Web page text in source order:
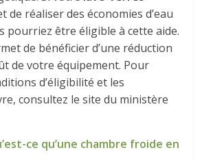
de réaliser des économies d’eau
pourriez être éligible à cette aide.
de bénéficier d’une réduction
de votre équipement. Pour
d’éligibilité et les
consultez le site du ministère
ce qu’une chambre froide en